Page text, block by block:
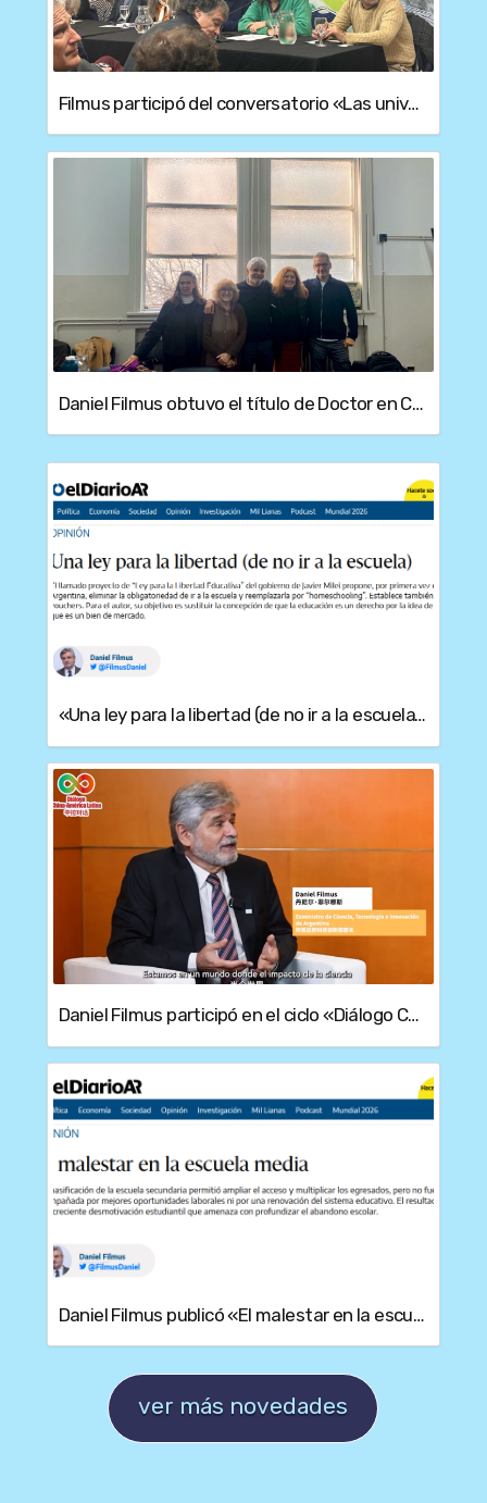
Filmus participó del conversatorio «Las universidades contra el cientificidio» en apoyo al proyecto de ley para proteger el sistema científico
Daniel Filmus obtuvo el título de Doctor en Cs. Sociales tras defender su tesis en la Facultad de Ciencias Sociales de la UBA.
«Una ley para la libertad (de no ir a la escuela)», nuevo artículo de Daniel Filmus, para elDiarioar
Daniel Filmus participó en el ciclo «Diálogo China-América Latina» de China Hoy
Daniel Filmus publicó «El malestar en la escuela media», artículo para ElDiarioar
ver más novedades